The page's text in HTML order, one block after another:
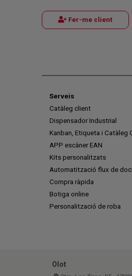
Fer-me client
Serveis
Catàleg client
Dispensador Industrial
Kanban, Etiqueta i Catàleg
APP escàner EAN
Kits personalitzats
Automatització flux de
Compra ràpida
Botiga online
Personalització de roba
Olot